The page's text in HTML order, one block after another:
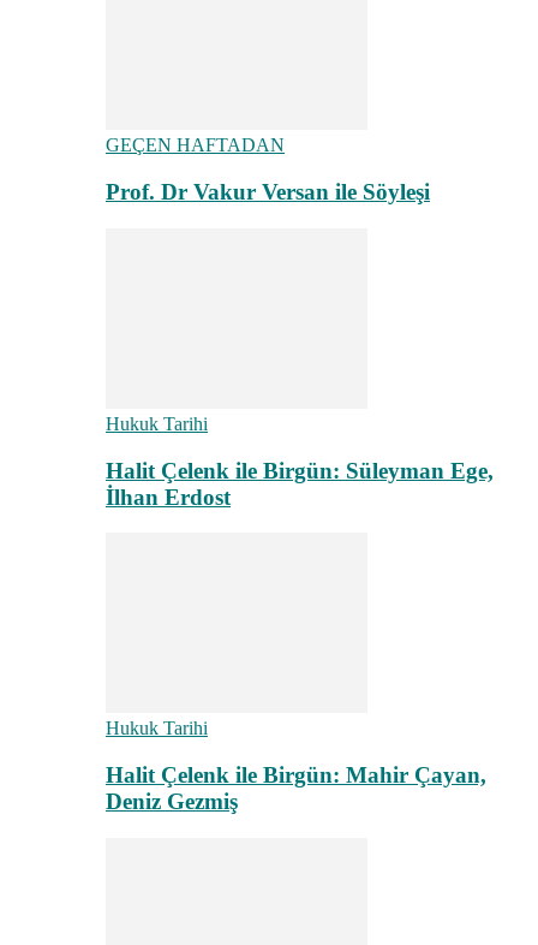
GEÇEN HAFTADAN
Prof. Dr Vakur Versan ile Söyleşi
Hukuk Tarihi
Halit Çelenk ile Birgün: Süleyman Ege,
İlhan Erdost
Hukuk Tarihi
Halit Çelenk ile Birgün: Mahir Çayan,
Deniz Gezmiş